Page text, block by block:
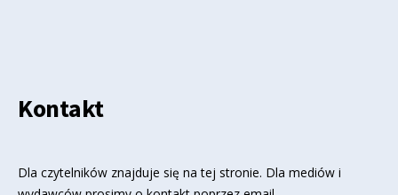
Kontakt
Dla czytelników znajduje się na tej stronie. Dla mediów i